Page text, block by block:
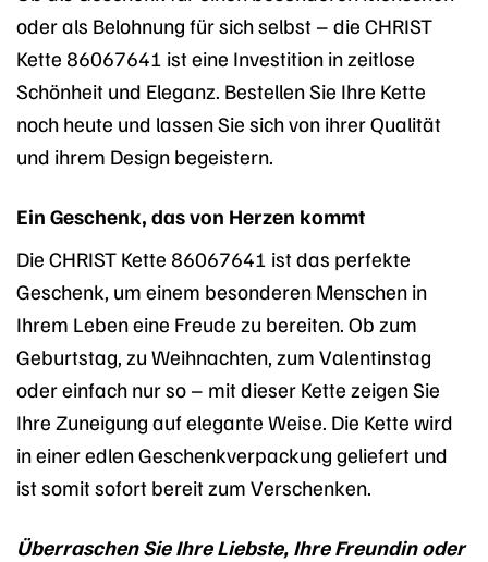
oder als Belohnung für sich selbst – die CHRIST
Kette 86067641 ist eine Investition in zeitlose
Schönheit und Eleganz. Bestellen Sie Ihre Kette
noch heute und lassen Sie sich von ihrer Qualität
und ihrem Design begeistern.
Ein Geschenk, das von Herzen kommt
Die CHRIST Kette 86067641 ist das perfekte
Geschenk, um einem besonderen Menschen in
Ihrem Leben eine Freude zu bereiten. Ob zum
Geburtstag, zu Weihnachten, zum Valentinstag
oder einfach nur so – mit dieser Kette zeigen Sie
Ihre Zuneigung auf elegante Weise. Die Kette wird
in einer edlen Geschenkverpackung geliefert und
ist somit sofort bereit zum Verschenken.
Überraschen Sie Ihre Liebste, Ihre Freundin oder